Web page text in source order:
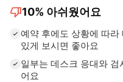
thumb_down10% 아쉬웠어요
예약 후에도 상황에 따
있게 보시면 좋아요
일부는 데스크 응대와
어요